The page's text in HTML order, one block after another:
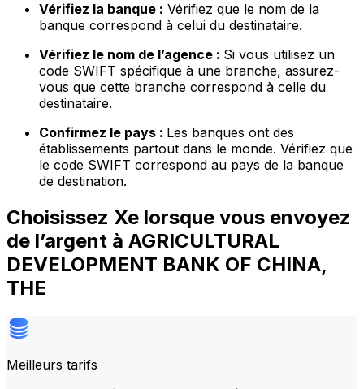
Vérifiez la banque : Vérifiez que le nom de la
banque correspond à celui du destinataire.
Vérifiez le nom de l’agence : Si vous utilisez un
code SWIFT spécifique à une branche, assurez-
vous que cette branche correspond à celle du
destinataire.
Confirmez le pays : Les banques ont des
établissements partout dans le monde. Vérifiez que
le code SWIFT correspond au pays de la banque
de destination.
Choisissez Xe lorsque vous envoyez
de l’argent à AGRICULTURAL
DEVELOPMENT BANK OF CHINA,
THE
Meilleurs tarifs